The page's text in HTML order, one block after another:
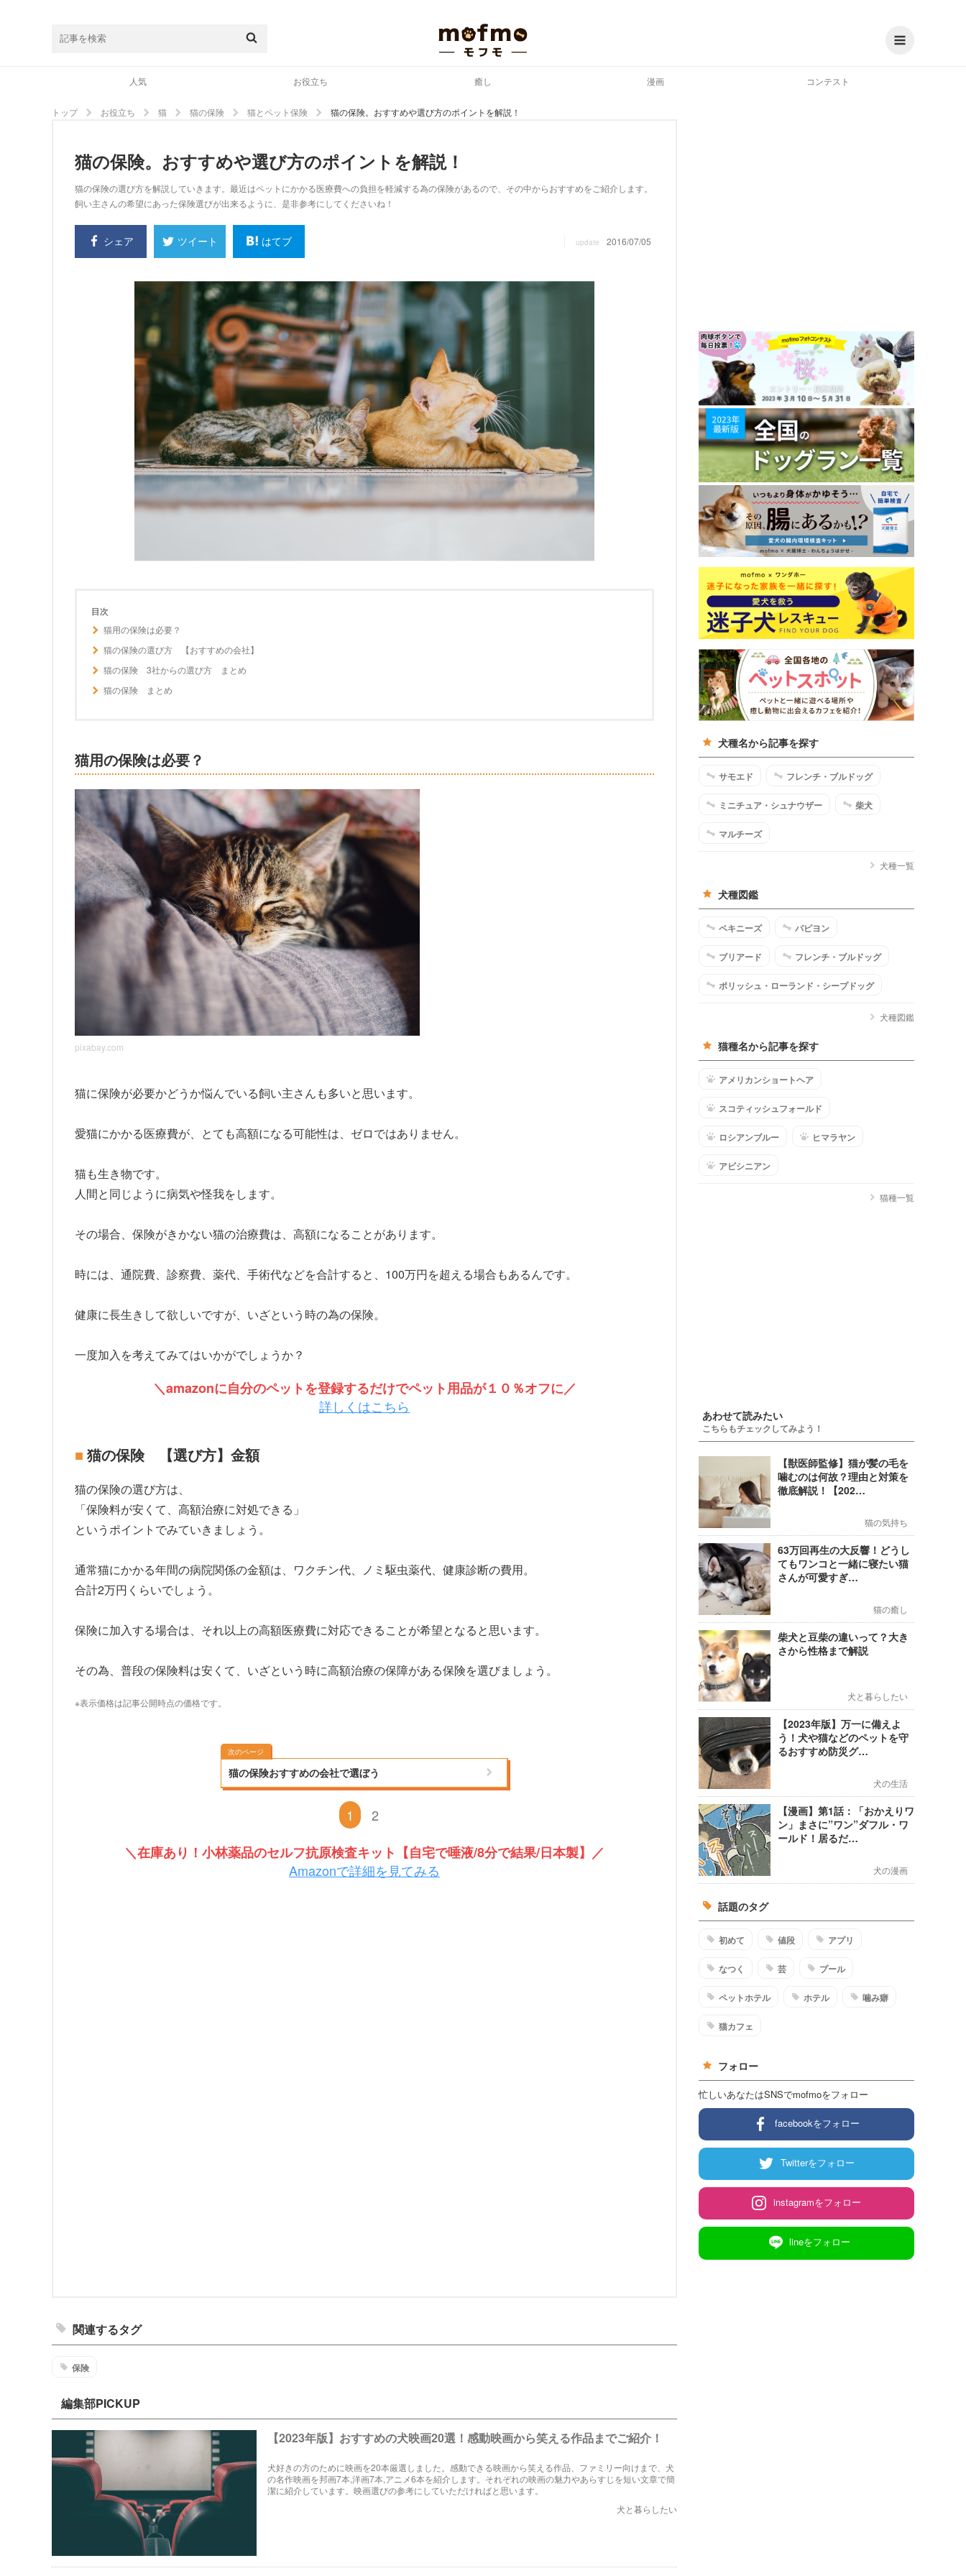
人気 お役立ち 癒し 漫画 コンテスト
トップ お役立ち 猫 猫の保険 猫とペット保険 猫の保険。おすすめや選び方のポイントを解説！
猫の保険。おすすめや選び方のポイントを解説！
猫の保険の選び方を解説していきます。最近はペットにかかる医療費への負担を軽減する為の保険があるので、その中からおすすめをご紹介します。
飼い主さんの希望にあった保険選びが出来るように、是非参考にしてくださいね！
シェア ツイート はてブ update 2016/07/05
目次
猫用の保険は必要？
猫の保険の選び方 【おすすめの会社】
猫の保険 3社からの選び方 まとめ
猫の保険 まとめ
猫用の保険は必要？
pixabay.com
猫に保険が必要かどうか悩んでいる飼い主さんも多いと思います。
愛猫にかかる医療費が、とても高額になる可能性は、ゼロではありません。
猫も生き物です。
人間と同じように病気や怪我をします。
その場合、保険がきかない猫の治療費は、高額になることがあります。
時には、通院費、診察費、薬代、手術代などを合計すると、100万円を超える場合もあるんです。
健康に長生きして欲しいですが、いざという時の為の保険。
一度加入を考えてみてはいかがでしょうか？
＼amazonに自分のペットを登録するだけでペット用品が１０％オフに／
詳しくはこちら
猫の保険 【選び方】金額
猫の保険の選び方は、
「保険料が安くて、高額治療に対処できる」
というポイントでみていきましょう。
通常猫にかかる年間の病院関係の金額は、ワクチン代、ノミ駆虫薬代、健康診断の費用。
合計2万円くらいでしょう。
保険に加入する場合は、それ以上の高額医療費に対応できることが希望となると思います。
その為、普段の保険料は安くて、いざという時に高額治療の保障がある保険を選びましょう。
※表示価格は記事公開時点の価格です。
次のページ
猫の保険おすすめの会社で選ぼう
1 2
＼在庫あり！小林薬品のセルフ抗原検査キット【自宅で唾液/8分で結果/日本製】／
Amazonで詳細を見てみる
関連するタグ
保険
編集部PICKUP
【2023年版】おすすめの犬映画20選！感動映画から笑える作品までご紹介！
犬好きの方のために映画を20本厳選しました。感動できる映画から笑える作品、ファミリー向けまで、犬
の名作映画を邦画7本,洋画7本,アニメ6本を紹介します。それぞれの映画の魅力やあらすじを短い文章で簡
潔に紹介しています。映画選びの参考にしていただければと思います。
犬と暮らしたい
犬種名から記事を探す
サモエド フレンチ・ブルドッグ
ミニチュア・シュナウザー 柴犬
マルチーズ
犬種一覧
犬種図鑑
ペキニーズ パピヨン
ブリアード フレンチ・ブルドッグ
ポリッシュ・ローランド・シープドッグ
犬種図鑑
猫種名から記事を探す
アメリカンショートヘア
スコティッシュフォールド
ロシアンブルー ヒマラヤン
アビシニアン
猫種一覧
あわせて読みたい
こちらもチェックしてみよう！
【獣医師監修】猫が髪の毛を
噛むのは何故？理由と対策を
徹底解説！【202…
猫の気持ち
63万回再生の大反響！どうし
てもワンコと一緒に寝たい猫
さんが可愛すぎ…
猫の癒し
柴犬と豆柴の違いって？大き
さから性格まで解説
犬と暮らしたい
【2023年版】万一に備えよ
う！犬や猫などのペットを守
るおすすめ防災グ…
犬の生活
【漫画】第1話：「おかえりワ
ン」まさに”ワン”ダフル・ワ
ールド！居るだ…
犬の漫画
話題のタグ
初めて 値段 アプリ
なつく 芸 プール
ペットホテル ホテル 噛み癖
猫カフェ
フォロー
忙しいあなたはSNSでmofmoをフォロー
facebookをフォロー
Twitterをフォロー
instagramをフォロー
lineをフォロー